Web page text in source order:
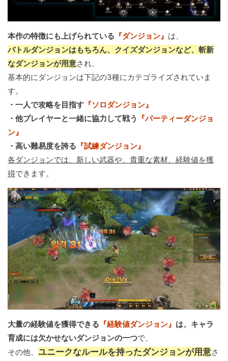
本作の特徴にも上げられている 『ダンジョン』 は、
バトルダンジョンはもちろん、クイズダンジョンなど、斬新
なダンジョンが用意され、
基本的にダンジョンは下記の3種にカテゴライズされていま
す。
・一人で攻略を目指す 『ソロダンジョン』
・他プレイヤーと一緒に協力して戦う
『パーティーダンジョ
ン』
・高い難易度を誇る 『試練ダンジョン』
各ダンジョンでは、新しい武器や、貴重な素材、経験値を獲
得できます。
大量の経験値を獲得できる 『経験値ダンジョン』 は、キャラ
育成には欠かせないダンジョンの一つで、
その他、 ユニークなルールを持ったダンジョンが用意さ